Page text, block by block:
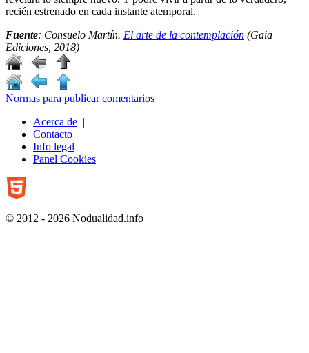
recién estrenado en cada instante atemporal.
Fuente: Consuelo Martín. El arte de la contemplación (Gaia
Ediciones, 2018)
Normas para publicar comentarios
Acerca de |
Contacto |
Info legal |
Panel Cookies
© 2012 - 2026 Nodualidad.info